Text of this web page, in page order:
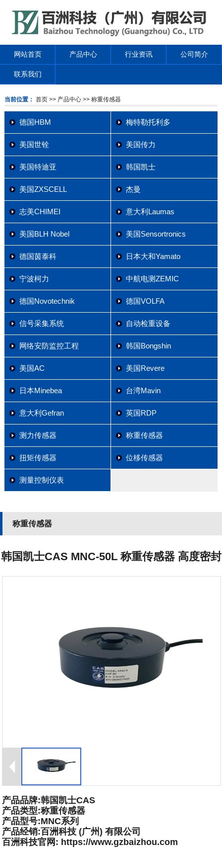
网站首页 产品中心 行业资讯 公司简介
联系我们
当前位置： 首页 >> 产品中心>> 称重传感器
德国HBM 梅特勒托利多
美国世铨 美国传力
美国特迪亚 韩国凯士
美国ZXSCELL 杰曼
志美CHIMEI 意大利Laumas
美国BLH Nobel 美国Sensortronics
德国茵泰科 日本大和Yamato
宁波柯力 中航电测ZEMIC
德国Novotechnik 德国VOLFA
信号采集系统 自动检重设备
网络安防监控工程 韩国Bongshin
美国AC 美国Revere
日本Minebea 台湾Mavin
意大利Gefran 英国RDP
测力传感器 称重传感器
扭矩传感器 位移传感器
测量控制仪表
称重传感器
韩国凯士CAS MNC-50L 称重传感器 高度密封
产品品牌:韩国凯士CAS
产品类型:称重传感器
产品型号:MNC系列
产品经销:百洲科技 (广州) 有限公司
百洲科技官网: https://www.gzbaizhou.com